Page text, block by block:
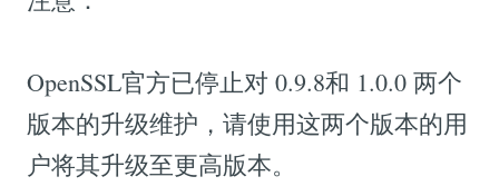
OpenSSL官方已停止对 0.9.8和 1.0.0 两个
版本的升级维护，请使用这两个版本的用
户将其升级至更高版本。